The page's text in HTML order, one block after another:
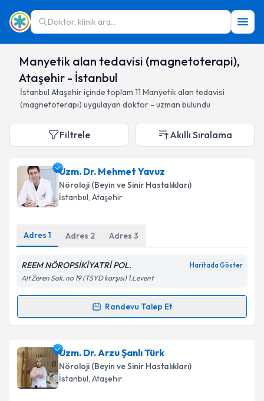
Doktor, klinik ara...
Manyetik alan tedavisi (magnetoterapi),
Ataşehir - İstanbul
İstanbul Ataşehiriçinde toplam 11 Manyetik alan tedavisi
(magnetoterapi) uygulayan doktor - uzman bulundu
Filtrele Akıllı Sıralama
Uzm. Dr. Mehmet Yavuz
Nöroloji (Beyin ve Sinir Hastalıkları)
İstanbul, Ataşehir
Adres 1 Adres 2 Adres 3
REEM NÖROPSİKİYATRİ POL. Haritada Göster
Alt Zeren Sok. no 19 (TSYD karşısı) 1.Levent
Randevu Talep Et
Randevu Takvimi Talebi
Uzm. Dr. Mehmet Yavuziçin randevu takvimi talebi
oluşturun. Size bu uzmandan randevu almanız için bir
takvim hazırlandığında e-posta ile bilgilendireceğiz.
Uzm. Dr. Arzu Şanlı Türk
Nöroloji (Beyin ve Sinir Hastalıkları)
İstanbul, Ataşehir